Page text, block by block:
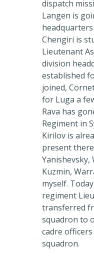
dispatch
Langen is
Chengiri is
Lieutenant
division
established
joined,
for Luga a
Rava has
Regiment in
Kirilov is
present
Kuzmin,
myself.
regiment
transferred
squadron to
cadre
squadron.